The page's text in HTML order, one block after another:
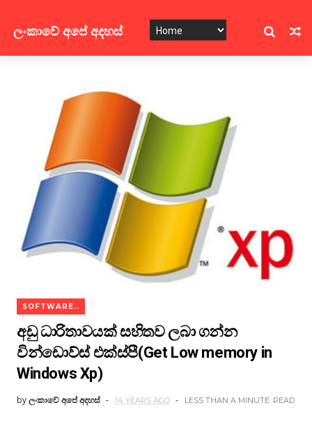
ලංකාවේ අපේ අදහස්
SOFTWARE..
අඩු ධාරිතාවයක් සහිතව ලබා ගන්න
වින්ඩොව්ස් එක්ස්පී(Get Low memory in
Windows Xp)
byලංකාවේ අපේ අදහස් 14 YEARS AGO LESS THAN A MINUTE READ